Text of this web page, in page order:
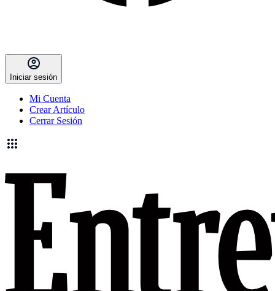
Iniciar sesión
Mi Cuenta
Crear Artículo
Cerrar Sesión